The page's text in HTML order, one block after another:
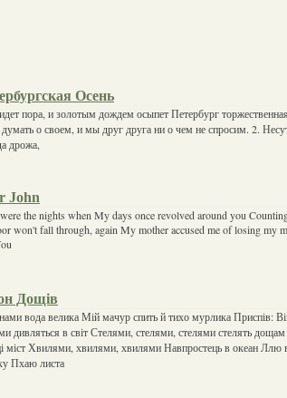
Осень
пора, и золотым дождем осыпет Петербург
думать о своем, и мы друг друга ни о чем не спросим. 2.
дрожа,
John
the nights when My days once revolved around you
won't fall through, again My mother accused me of losing my
Дощів
вода велика Мій мачур спить й тихо мурлика Приспів:
дивляться в світ Стелями, стелями, стелями стелять дощам
міст Хвилями, хвилями, хвилями Навпростець в океан Ллю
Пхаю листа